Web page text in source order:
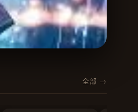
全部 →